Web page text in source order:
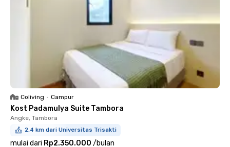
Coliving • Campur
Kost Padamulya Suite Tambora
Angke, Tambora
2.4 km dari Universitas Trisakti
mulai dari Rp2.350.000 /bulan